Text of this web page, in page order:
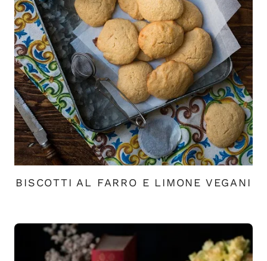
BISCOTTI AL FARRO E LIMONE VEGANI